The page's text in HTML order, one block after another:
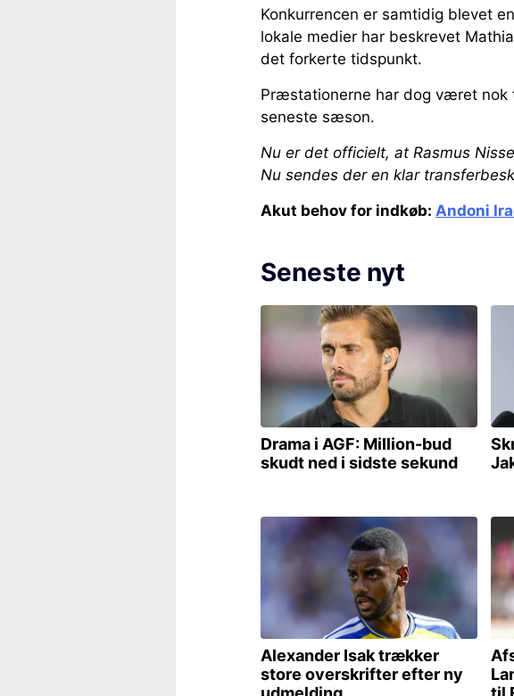
Konkurrencen er samtidig blevet
lokale medier har beskrevet
det forkerte tidspunkt.
Præstationerne har dog været nok
seneste sæson.
Nu er det officielt, at Rasmus
Nu sendes der en klar
Akut behov for indkøb: Andoni
Seneste nyt